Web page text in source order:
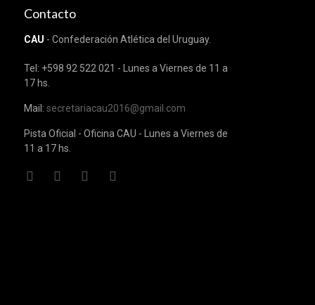
Contacto
CAU - Confederación Atlética del Uruguay.
Tel: +598 92 522 021 - Lunes a Viernes de 11 a
17 hs.
Mail: secretariacau2016@gmail.com
Pista Oficial - Oficina CAU - Lunes a Viernes de
11 a 17 hs.